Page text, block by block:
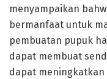
menyampaikan
bermanfaat untuk
pembuatan pupuk
dapat membuat
dapat